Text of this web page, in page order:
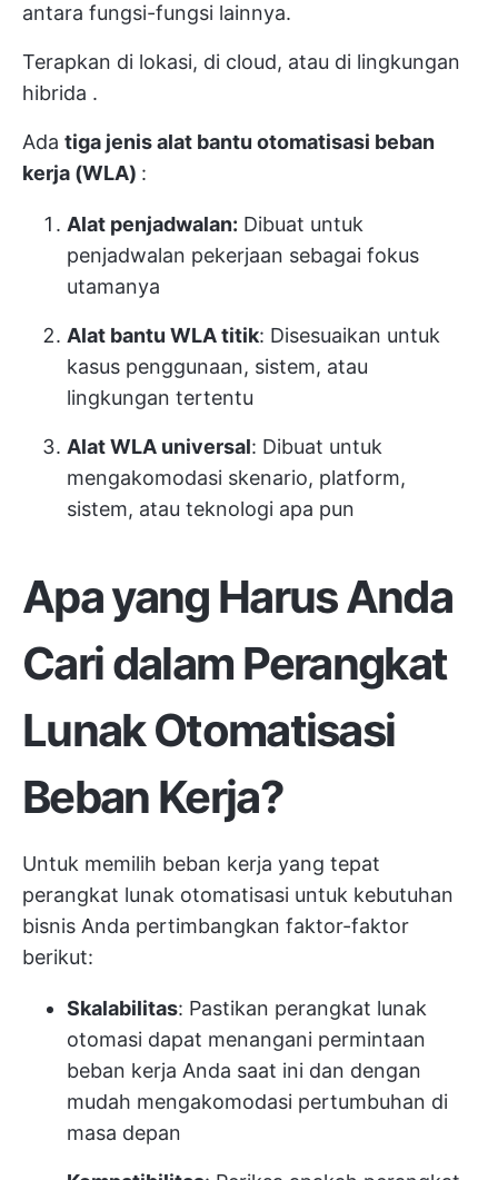
antara fungsi-fungsi lainnya.
Terapkan di lokasi, di cloud, atau di lingkungan
hibrida .
Ada tiga jenis alat bantu otomatisasi beban
kerja (WLA) :
Alat penjadwalan: Dibuat untuk
penjadwalan pekerjaan sebagai fokus
utamanya
Alat bantu WLA titik: Disesuaikan untuk
kasus penggunaan, sistem, atau
lingkungan tertentu
Alat WLA universal: Dibuat untuk
mengakomodasi skenario, platform,
sistem, atau teknologi apa pun
Apa yang Harus Anda
Cari dalam Perangkat
Lunak Otomatisasi
Beban Kerja?
Untuk memilih beban kerja yang tepat
perangkat lunak otomatisasi untuk kebutuhan
bisnis Anda pertimbangkan faktor-faktor
berikut:
Skalabilitas: Pastikan perangkat lunak
otomasi dapat menangani permintaan
beban kerja Anda saat ini dan dengan
mudah mengakomodasi pertumbuhan di
masa depan